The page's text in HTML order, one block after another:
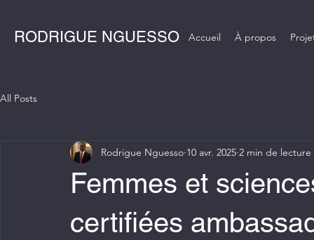
RODRIGUE NGUESSO Accueil À propos
All Posts
Femmes et
certifiées
Rodrigue Nguesso 10 avr. 2025 2 min de lecture